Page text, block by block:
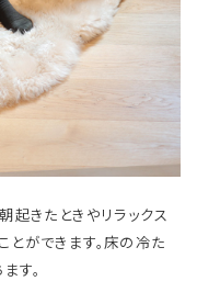
起きたときやリラックス
とができます。床の冷た
す。